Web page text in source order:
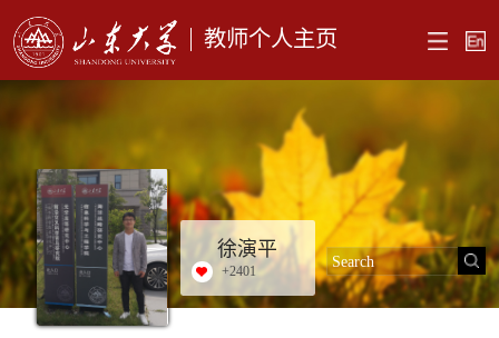
教师个人主页
徐演平
+2401